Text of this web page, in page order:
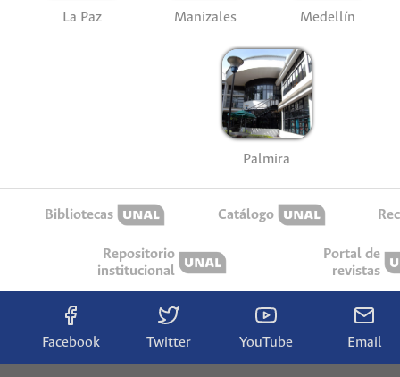
La Paz Manizales Medellín
Palmira
Bibliotecas Catálogo
Repositorio
institucional
Portal de
revistas
Facebook Twitter YouTube Email